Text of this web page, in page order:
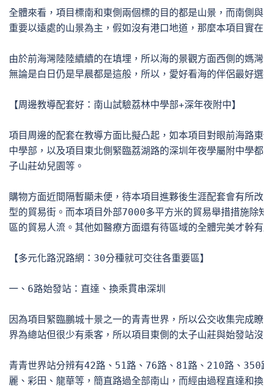
全體來看，項目標南和東側兩個標的目的都是山景，而南側
重要以遠處的山景為主，假如沒有港口地道，那麼本項目實
由於前海灣陸陸續續的在填埋，所以海的景觀方面西側的媽
無論是白日仍是早晨都是這般，所以，愛好看海的伴侶最好
【周邊教導配套好：南山試驗荔林中學部+深年夜附中】
項目周邊的配套在教導方面比擬凸起，如本項目對眼前海路
中學部，以及項目東北側緊臨荔湖路的深圳年夜學屬附中學
子山莊幼兒園等。
購物方面近間隔暫顯未便，待本項目進夥後生涯配套會有所
型的貿易街。而本項目外部7000多平方米的貿易舉措措施除
區的貿易人流。其他如醫療方面還有待區域的全體完美才幹
【多元化路況路網：30分種就可交往各重要區】
一、6路始發站：直達、換乘貫串深圳
因為項目緊臨鵬城十景之一的青青世界，所以公交收集完成
界為總站但很少有乘客，所以項目東側的太子山莊與始發站
青青世界站分辨有42路、51路、76路、81路、210路、350
麗、彩田、龍華等，簡直路過全部南山，而經由過程直達和